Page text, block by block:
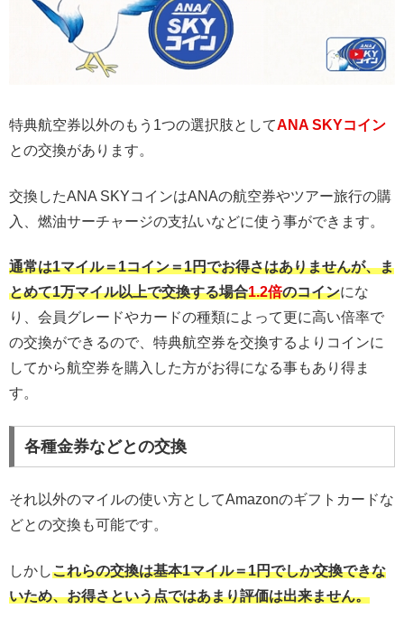
特典航空券以外のもう1つの選択肢としてANA SKYコイン
との交換があります。
交換したANA SKYコインはANAの航空券やツアー旅行の購
入、燃油サーチャージの支払いなどに使う事ができます。
通常は1マイル＝1コイン＝1円でお得さはありませんが、ま
とめて1万マイル以上で交換する場合1.2倍のコインにな
り、会員グレードやカードの種類によって更に高い倍率で
の交換ができるので、特典航空券を交換するよりコインに
してから航空券を購入した方がお得になる事もあり得ま
す。
各種金券などとの交換
それ以外のマイルの使い方としてAmazonのギフトカードな
どとの交換も可能です。
しかしこれらの交換は基本1マイル＝1円でしか交換できな
いため、お得さという点ではあまり評価は出来ません。